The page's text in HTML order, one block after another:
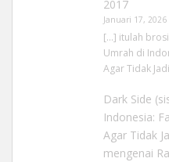
2017
Januari 17, 2026
[…] itulah
Umrah di
Agar Tidak
Dark Side
Indonesia:
Agar Tidak
mengenai